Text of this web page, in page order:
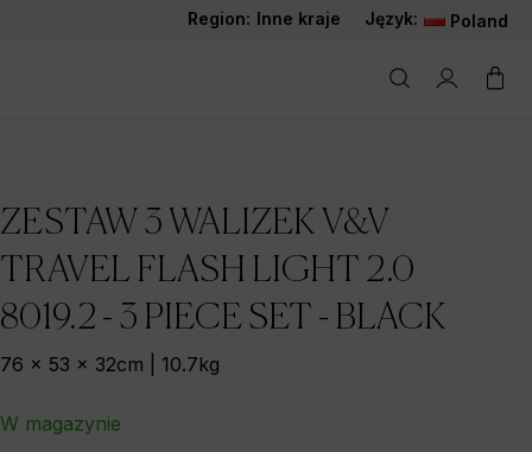
Region: Inne kraje Język: Poland
ZESTAW 3 WALIZEK V&V
TRAVEL FLASH LIGHT 2.0
8019.2 - 3 PIECE SET - BLACK
76 x 53 x 32cm | 10.7kg
W magazynie